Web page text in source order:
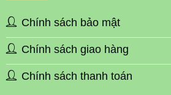
Chính sách bảo mật
Chính sách giao hàng
Chính sách thanh toán